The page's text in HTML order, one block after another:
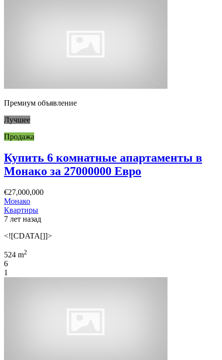
Премиум объявление
Лучшее
Продажа
Купить 6 комнатные апартаменты в
Монако за 27000000 Евро
€27,000,000
Монако
Квартиры
7 лет назад
<![CDATA[]]>
524 m2
6
1